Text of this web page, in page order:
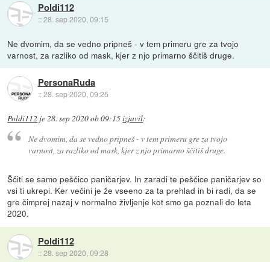
Poldi112
::28. sep 2020, 09:15
Ne dvomim, da se vedno pripneš - v tem primeru gre za tvojo
varnost, za razliko od mask, kjer z njo primarno ščitiš druge.
PersonaRuda
::28. sep 2020, 09:25
Poldi112 je28. sep 2020 ob 09:15izjavil:
Ne dvomim, da se vedno pripneš - v tem primeru gre za tvojo
varnost, za razliko od mask, kjer z njo primarno ščitiš druge.
Ščiti se samo peščico paničarjev. In zaradi te peščice paničarjev so
vsi ti ukrepi. Ker večini je že vseeno za ta prehlad in bi radi, da se
gre čimprej nazaj v normalno življenje kot smo ga poznali do leta
2020.
Poldi112
::28. sep 2020, 09:28